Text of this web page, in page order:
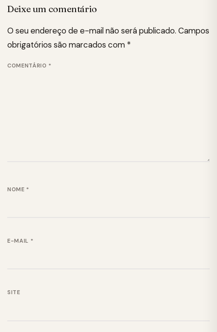
Deixe um comentário
O seu endereço de e-mail não será publicado. Campos
obrigatórios são marcados com *
COMENTÁRIO *
NOME *
E-MAIL *
SITE